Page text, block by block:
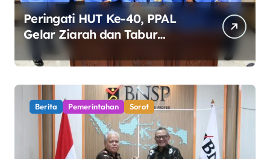
Peringati HUT Ke-40, PPAL
Gelar Ziarah dan Tabur
Bunga di TMP Kalibata
Berita Pemerintahan Sorot